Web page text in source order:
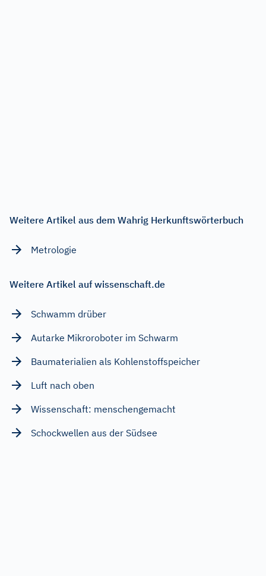
Weitere Artikel aus dem Wahrig Herkunftswörterbuch
Metrologie
Weitere Artikel auf wissenschaft.de
Schwamm drüber
Autarke Mikroroboter im Schwarm
Baumaterialien als Kohlenstoffspeicher
Luft nach oben
Wissenschaft: menschengemacht
Schockwellen aus der Südsee